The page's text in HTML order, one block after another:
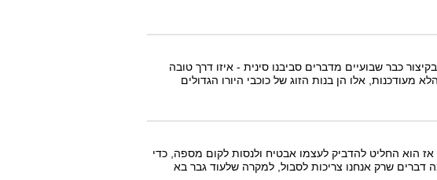
כבר שבועיים מדברים סביבנו סינית - איזו דרך טובה
אלו הן בנות הזוג של כוכבי היורו הגדולים
הוא החליט להדביק לעצמו אבטיח ולנסות לקום מספה, כדי
שרק אנחנו צריכות לסבול, למקרה שלעוד גבר בא